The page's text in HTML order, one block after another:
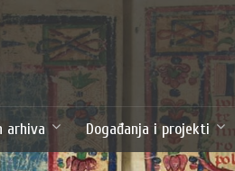
arhiva Događanja i projekti